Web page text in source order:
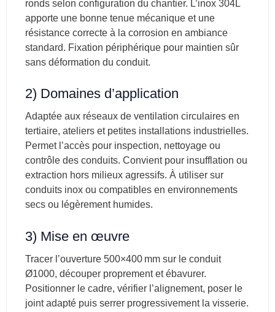
ronds selon configuration du chantier. L’inox 304L
apporte une bonne tenue mécanique et une
résistance correcte à la corrosion en ambiance
standard. Fixation périphérique pour maintien sûr
sans déformation du conduit.
2) Domaines d’application
Adaptée aux réseaux de ventilation circulaires en
tertiaire, ateliers et petites installations industrielles.
Permet l’accès pour inspection, nettoyage ou
contrôle des conduits. Convient pour insufflation ou
extraction hors milieux agressifs. À utiliser sur
conduits inox ou compatibles en environnements
secs ou légèrement humides.
3) Mise en œuvre
Tracer l’ouverture 500×400 mm sur le conduit
Ø1000, découper proprement et ébavurer.
Positionner le cadre, vérifier l’alignement, poser le
joint adapté puis serrer progressivement la visserie.